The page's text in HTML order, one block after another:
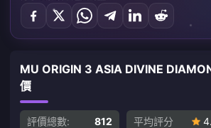
MU ORIGIN 3 ASIA DIVINE
價
評價總數: 812 平均評分